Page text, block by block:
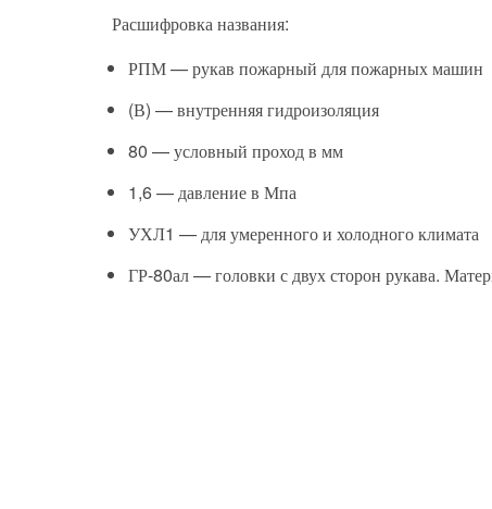
Расшифровка названия:
РПМ— рукав пожарный для пожарных машин
(В) — внутренняя гидроизоляция
80 — условный проход в мм
1,6— давление в Мпа
УХЛ1 — для умеренного и холодного климата
ГР-80ал— головки с двух сторон рукава.